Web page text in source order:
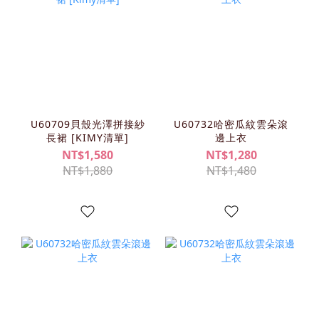
U60709貝殼光澤拼接紗
長裙 [KIMY清單]
NT$1,580
NT$1,880
U60732哈密瓜紋雲朵滾
邊上衣
NT$1,280
NT$1,480